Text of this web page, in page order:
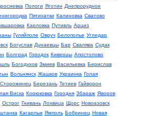
Пологи Яготин Днепрорудное
Пятихатки Калиновка Сватово
Карловка Путивль Арциз
Гуляйполе Овруч Белополье Угледар
Богуслав Дунаевцы Бар Свалява Судак
Болград Городок Киверцы Апостолово
Богодухов Змиев Васильевка Берислав
Вольнянск Жашков Украинка Голая
Сторожинец Березань Тетиев Гайворон
Виска Корюковка Городня Збараж Яворов
Острог Гнивань Лохвица Щорс Новоазовск
Кагарлык Ямполь Бобринец Новая